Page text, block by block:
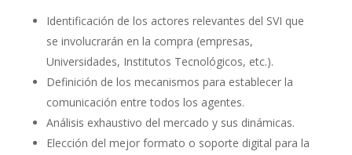
Identificación de los actores relevantes del SVI que
se involucrarán en la compra (empresas,
Universidades, Institutos Tecnológicos, etc.).
Definición de los mecanismos para establecer la
comunicación entre todos los agentes.
Análisis exhaustivo del mercado y sus dinámicas.
Elección del mejor formato o soporte digital para la